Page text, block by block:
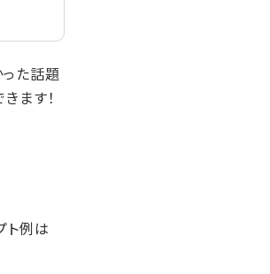
た話題
ます！
ト例は